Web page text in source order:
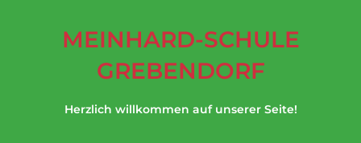
MEINHARD-SCHULE
GREBENDORF
Herzlich willkommen auf unserer Seite!